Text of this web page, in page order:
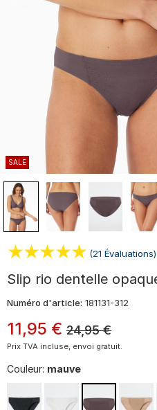
SALE
(21 Évaluations)
Slip rio dentelle
Numéro d'article: 181131-312
11,95 € 24,95 €
Prix TVA incluse, envoi gratuit.
Couleur: mauve